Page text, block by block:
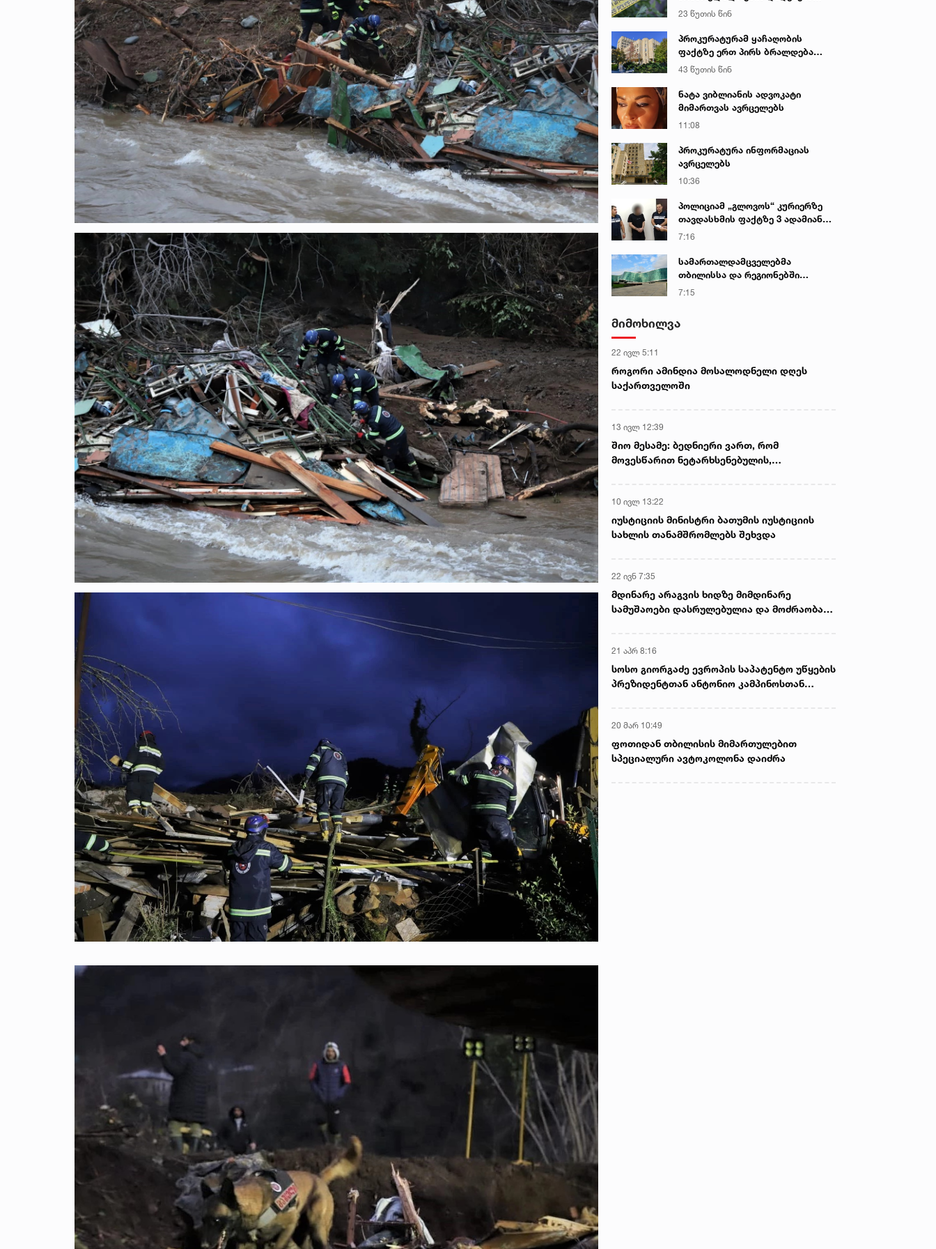
საქმეზე პროკურატურამ 2 პირს
ბრალი წარუდგინა - რა არის ამ
დროისთვის ცნობილი
23 წუთის წინ
პროკურატურამ ყაჩაღობის
ფაქტზე ერთ პირს ბრალდება
წარუდგინა
43 წუთის წინ
ნატა ვიბლიანის ადვოკატი
მიმართვას ავრცელებს
11:08
პროკურატურა ინფორმაციას
ავრცელებს
10:36
პოლიციამ „გლოვოს“ კურიერზე
თავდასხმის ფაქტზე 3 ადამიანი
დააკავა
7:16
სამართალდამცველებმა
თბილისსა და რეგიონებში
უკანონო ცეცხლსასროლი
7:15
მიმოხილვა
22 ივლ 5:11
როგორი ამინდია მოსალოდნელი დღეს
საქართველოში
13 ივლ 12:39
შიო მესამე: ბედნიერი ვართ, რომ
მოვესწარით ნეტარხსენებულის,
10 ივლ 13:22
იუსტიციის მინისტრი ბათუმის იუსტიციის
სახლის თანამშრომლებს შეხვდა
22 ივნ 7:35
მდინარე არაგვის ხიდზე მიმდინარე
სამუშაოები დასრულებულია და მოძრაობა
21 აპრ 8:16
სოსო გიორგაძე ევროპის საპატენტო უწყების
პრეზიდენტთან ანტონიო კამპინოსთან
20 მარ 10:49
ფოთიდან თბილისის მიმართულებით
სპეციალური ავტოკოლონა დაიძრა